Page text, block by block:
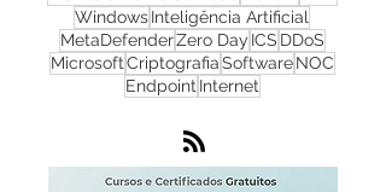
NGFWInfraestruturaDadosLGPDOT
PhishingFlowmonIAIoT
Monitoramento de RedeNuvemSOC
WindowsInteligência Artificial
MetaDefenderZero DayICS
EndpointInternet